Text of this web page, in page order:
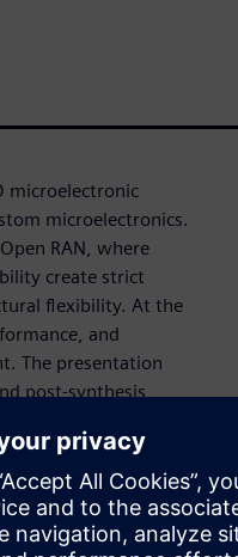
microelectronic
microelectronics.
RAN, where
create strict
flexibility. At the
and
The presentation
post‑synthesis
workflow and support
on the power saving
5G baseband signal
energy‑driven